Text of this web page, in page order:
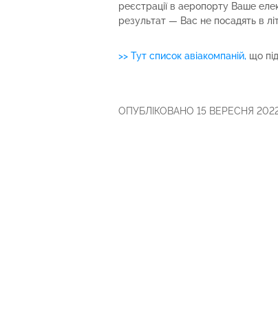
реєстрації в аеропорту Ваше
результат — Вас не посадять в
>> Тут список авіакомпаній, що
ОПУБЛІКОВАНО 15 ВЕРЕСНЯ